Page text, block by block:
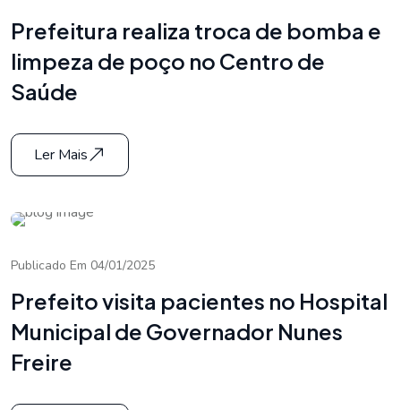
Prefeitura realiza troca de bomba e
limpeza de poço no Centro de
Saúde
Ler Mais
Publicado Em 04/01/2025
Prefeito visita pacientes no Hospital
Municipal de Governador Nunes
Freire